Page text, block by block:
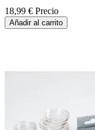
18,99 € Precio
Añadir al carrito